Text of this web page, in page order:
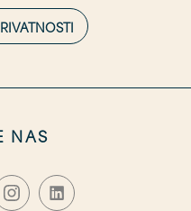
PORUCI